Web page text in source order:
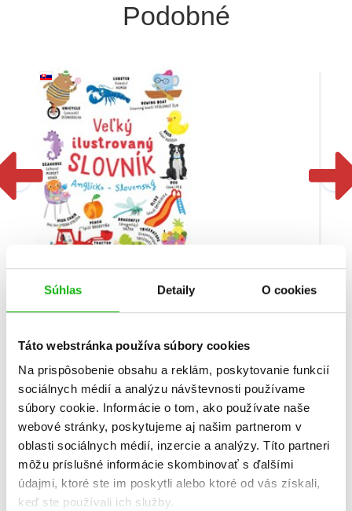
Súhlas Detaily O cookies
Táto webstránka používa súbory cookies
Na prispôsobenie obsahu a reklám, poskytovanie funkcií
sociálnych médií a analýzu návštevnosti používame
súbory cookie. Informácie o tom, ako používate naše
webové stránky, poskytujeme aj našim partnerom v
oblasti sociálnych médií, inzercie a analýzy. Títo partneri
môžu príslušné informácie skombinovať s ďalšími
údajmi, ktoré ste im poskytli alebo ktoré od vás získali,
keď ste používali ich služby.
Podobné
Veľký ilustrovaný slovník Anglicko - Slovenský
Informácie